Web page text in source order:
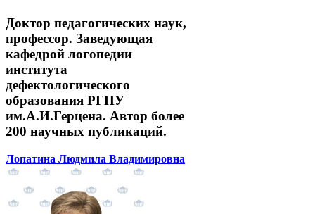
Доктор педагогических наук,
профессор. Заведующая
кафедрой логопедии
института
дефектологического
образования РГПУ
им.А.И.Герцена. Автор более
200 научных публикаций.
Лопатина Людмила Владимировна